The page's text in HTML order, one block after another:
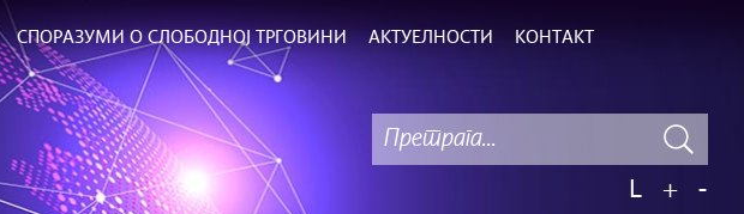
СПОРАЗУМИ О СЛОБОДНОЈ ТРГОВИНИ АКТУЕЛНОСТИ КОНТАКТ
L
+ -